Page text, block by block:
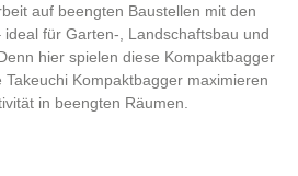
auf beengten Baustellen mit den
für Garten-, Landschaftsbau und
hier spielen diese Kompaktbagger
Takeuchi Kompaktbagger maximieren
in beengten Räumen.